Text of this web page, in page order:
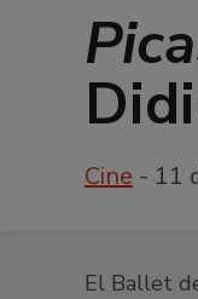
de
navegación
Cine - 11
El Ballet